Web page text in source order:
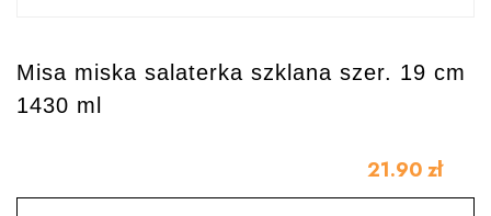
Misa miska salaterka szklana szer. 19 cm
1430 ml
21.90 zł